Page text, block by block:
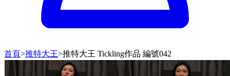
首頁>推特大王>推特大王 Tickling作品 編號042